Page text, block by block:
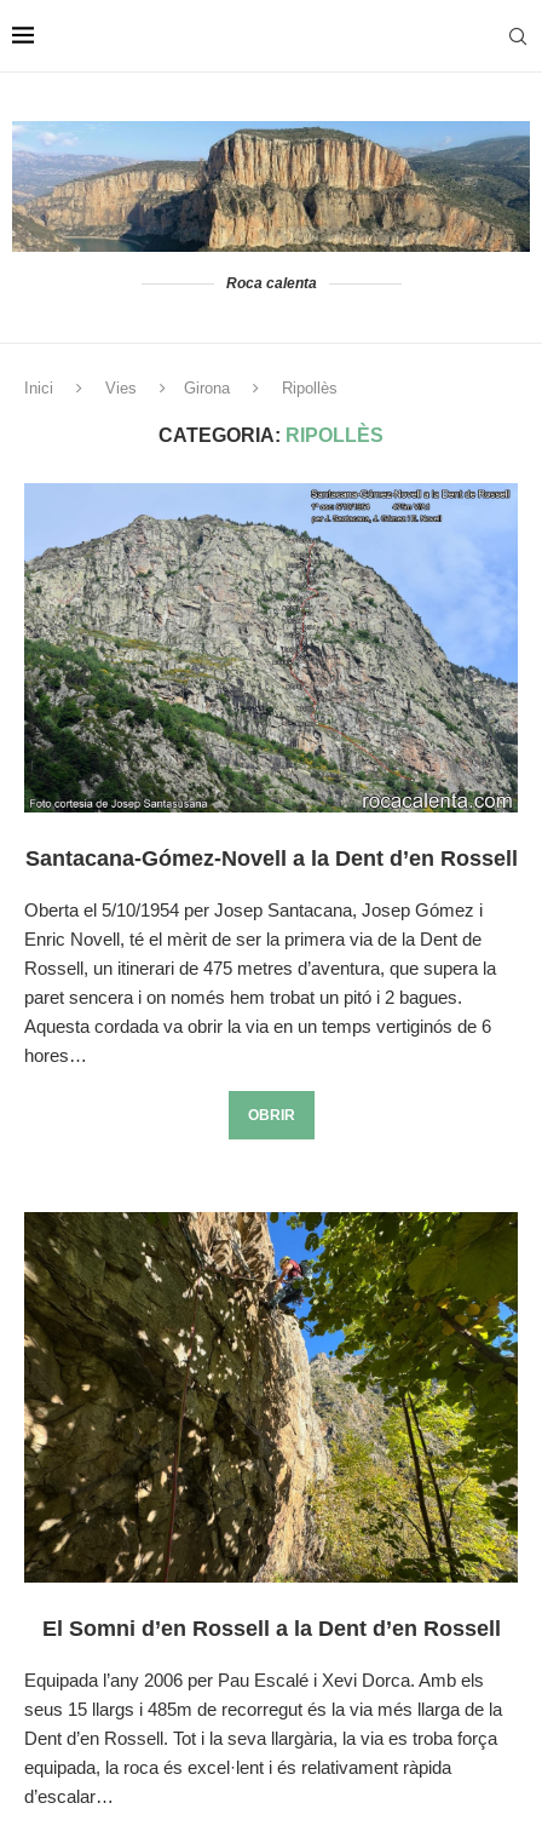
Roca calenta
Inici Vies Girona Ripollès
CATEGORIA: RIPOLLÈS
Santacana-Gómez-Novell a la Dent d’en Rossell
Oberta el 5/10/1954 per Josep Santacana, Josep Gómez i
Enric Novell, té el mèrit de ser la primera via de la Dent de
Rossell, un itinerari de 475 metres d’aventura, que supera la
paret sencera i on només hem trobat un pitó i 2 bagues.
Aquesta cordada va obrir la via en un temps vertiginós de 6
hores…
OBRIR
El Somni d’en Rossell a la Dent d’en Rossell
Equipada l’any 2006 per Pau Escalé i Xevi Dorca. Amb els
seus 15 llargs i 485m de recorregut és la via més llarga de la
Dent d’en Rossell. Tot i la seva llargària, la via es troba força
equipada, la roca és excel·lent i és relativament ràpida
d’escalar…